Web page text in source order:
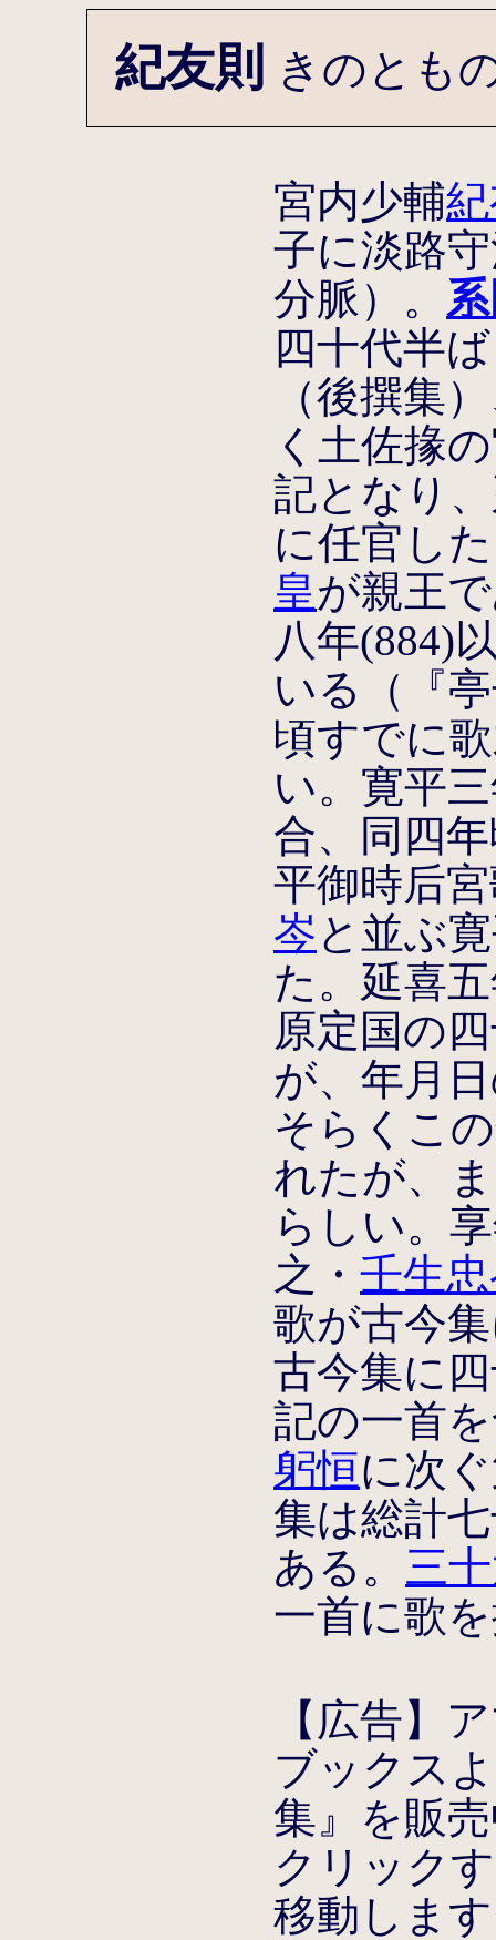
紀友則 きのとも
宮内少輔
子に淡路
分脈）。
四十代半
（後撰集
く土佐掾
記となり
に任官し
皇が親王
八年(884)
いる（『
頃すでに
い。寛平
合、同四
平御時后
岑と並ぶ
た。延喜
原定国の
が、年月
そらくこ
れたが、
らしい。
之・壬生
歌が古今
古今集に
記の一首
躬恒に次
集は総計
ある。 三
一首に歌
【広告】
ブックス
集』を販
クリック
移動しま